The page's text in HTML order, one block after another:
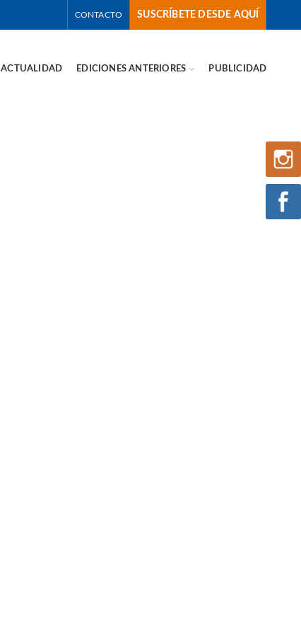
CONTACTO SUSCRÍBETE DESDE AQUÍ
ACTUALIDAD EDICIONES ANTERIORES PUBLICIDAD